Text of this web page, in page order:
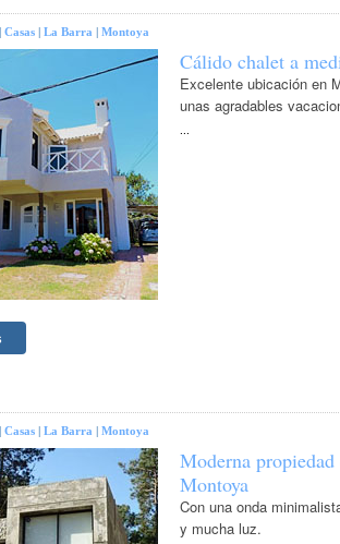
Casas La Barra Montoya
Cálido chalet a
Excelente ubicación en
unas agradables
...
Casas La Barra Montoya
Moderna
Montoya
Con una onda
y mucha luz.